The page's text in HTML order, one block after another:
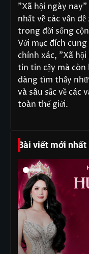
"Xã hội ngày nay"
nhất về các vấn
trong đời sống
Với mục đích
chính xác, "Xã
tin tin cậy mà còn
dàng tìm thấy
và sâu sắc về các
toàn thế giới.
Bài viết mới nhất